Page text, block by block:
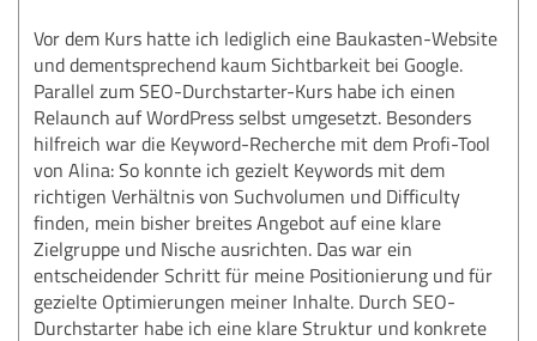
Vor dem Kurs hatte ich lediglich eine Baukasten-Website
und dementsprechend kaum Sichtbarkeit bei Google.
Parallel zum SEO-Durchstarter-Kurs habe ich einen
Relaunch auf WordPress selbst umgesetzt. Besonders
hilfreich war die Keyword-Recherche mit dem Profi-Tool
von Alina: So konnte ich gezielt Keywords mit dem
richtigen Verhältnis von Suchvolumen und Difficulty
finden, mein bisher breites Angebot auf eine klare
Zielgruppe und Nische ausrichten. Das war ein
entscheidender Schritt für meine Positionierung und für
gezielte Optimierungen meiner Inhalte. Durch SEO-
Durchstarter habe ich eine klare Struktur und konkrete